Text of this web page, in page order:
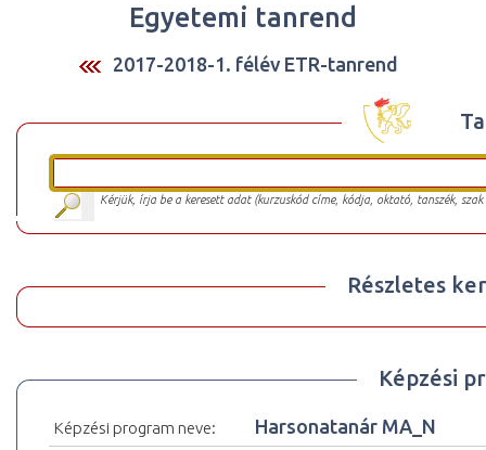
Egyetemi tanrend
2017-2018-1. félév ETR-tanrend
Kérjük, írja be a keresett adat (kurzuskód címe, kódja, oktató, tanszék,
Részletes
Képzési
Képzési program neve: Harsonatanár MA_N